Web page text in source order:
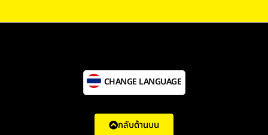
CHANGE LANGUAGE
กลับด้านบน